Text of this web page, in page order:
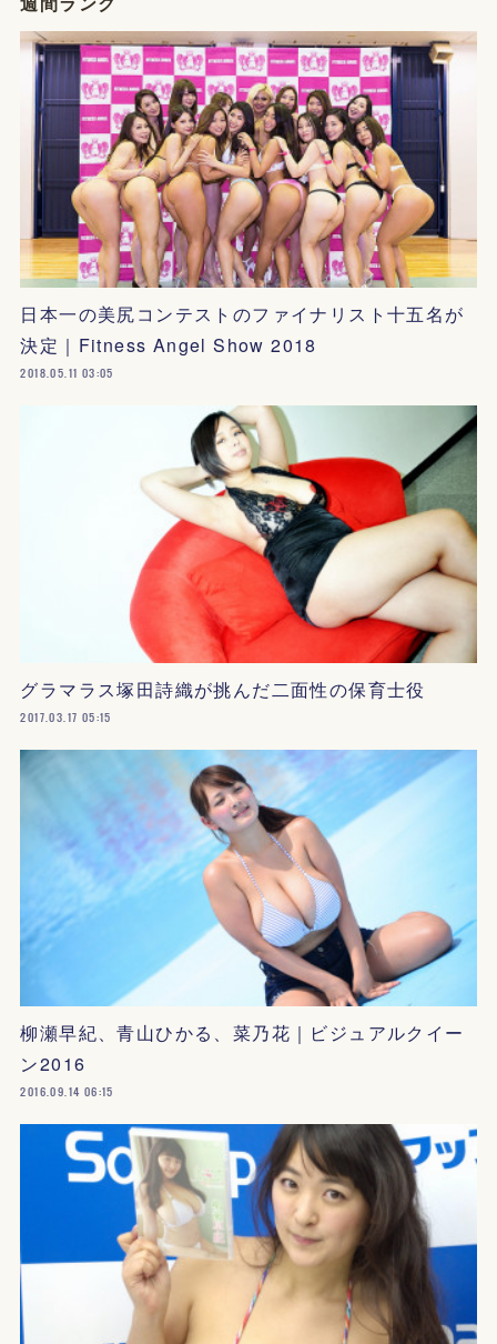
日本一の美尻コンテストのファイナリスト十五名が
決定｜Fitness Angel Show 2018
2018.05.11 03:05
グラマラス塚田詩織が挑んだ二面性の保育士役
2017.03.17 05:15
柳瀬早紀、青山ひかる、菜乃花｜ビジュアルクイー
ン2016
2016.09.14 06:15